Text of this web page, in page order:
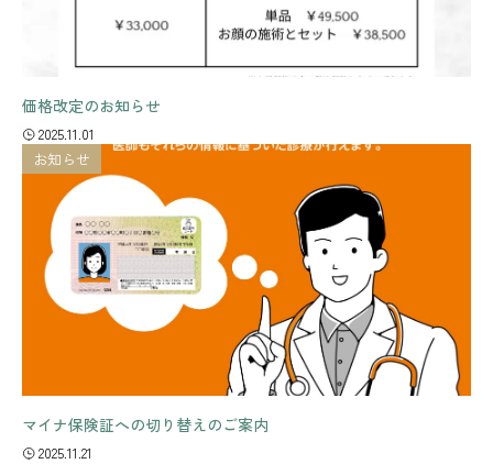
価格改定のお知らせ
2025.11.01
お知らせ
マイナ保険証への切り替えのご案内
2025.11.21